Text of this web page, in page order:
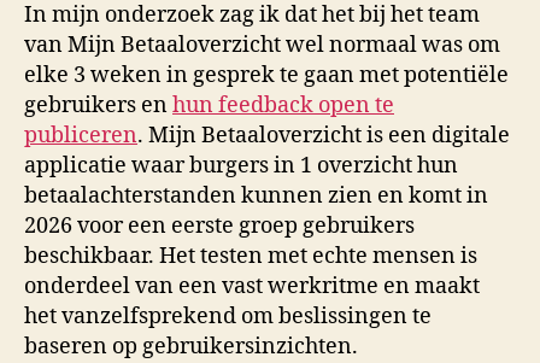
In mijn onderzoek zag ik dat het bij het team
van Mijn Betaaloverzicht wel normaal was om
elke 3 weken in gesprek te gaan met potentiële
gebruikers enhun feedback open te
publiceren. Mijn Betaaloverzicht is een digitale
applicatie waar burgers in 1 overzicht hun
betaalachterstanden kunnen zien en komt in
2026 voor een eerste groep gebruikers
beschikbaar. Het testen met echte mensen is
onderdeel van een vast werkritme en maakt
het vanzelfsprekend om beslissingen te
baseren op gebruikersinzichten.